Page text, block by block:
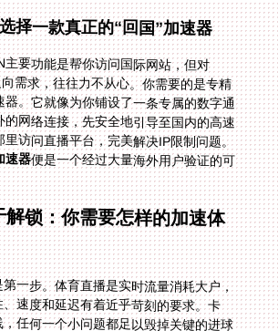
择一款真正的“回国”加速器
主要功能是帮你访问国际网站，但对
需求，往往力不从心。你需要的是专精
。它就像为你铺设了一条专属的数字通
网络连接，先安全地引导至国内的高速
访问直播平台，完美解决IP限制问题。
速器便是一个经过大量海外用户验证的可
解锁：你需要怎样的加速体
一步。体育直播是实时流量消耗大户，
、速度和延迟有着近乎苛刻的要求。卡
任何一个小问题都足以毁掉关键的进球